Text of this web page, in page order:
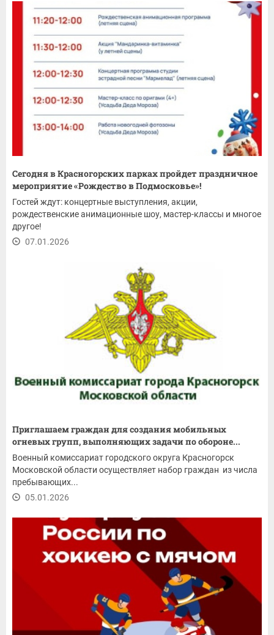
Сегодня в Красногорских парках пройдет праздничное
мероприятие «Рождество в Подмосковье»!
Гостей ждут: концертные выступления, акции,
рождественские анимационные шоу, мастер-классы и многое
другое!
07.01.2026
Приглашаем граждан для создания мобильных
огневых групп, выполняющих задачи по обороне...
Военный комиссариат городского округа Красногорск
Московской области осуществляет набор граждан из числа
пребывающих...
05.01.2026